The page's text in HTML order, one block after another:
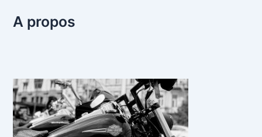
A propos